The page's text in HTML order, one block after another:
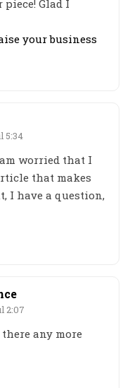
Glad I
your business
5:34
worried that I
that makes
I have a question,
2:07
any more